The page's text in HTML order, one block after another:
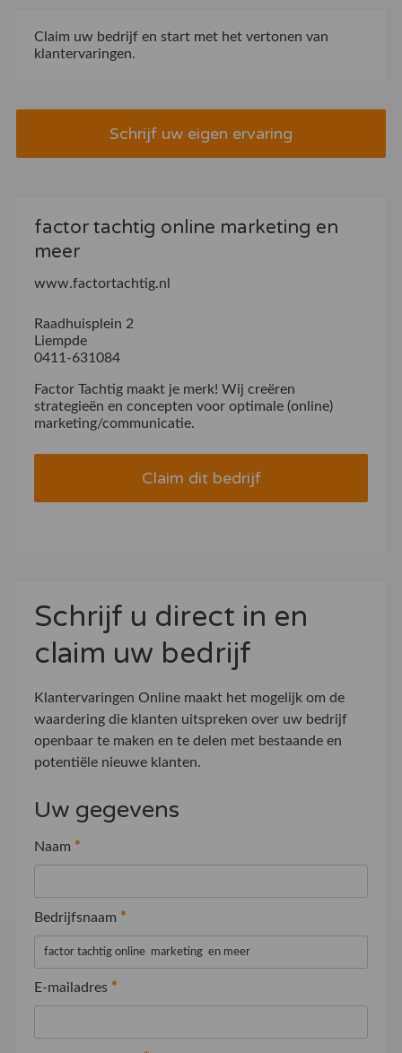
Claim uw bedrijfen start met het vertonen van
klantervaringen.
Schrijf uw eigen ervaring
factor tachtig online marketing en
meer
www.factortachtig.nl
Raadhuisplein 2
Liempde
0411-631084
Factor Tachtig maakt je merk! Wij creëren
strategieën en concepten voor optimale (online)
marketing/communicatie.
Claim dit bedrijf
Schrijf u direct in en
claim uw bedrijf
Klantervaringen Online maakt het mogelijk om de
waardering die klanten uitspreken over uw bedrijf
openbaar te maken en te delen met bestaande en
potentiële nieuwe klanten.
Uw gegevens
Naam *
Bedrijfsnaam *
E-mailadres *